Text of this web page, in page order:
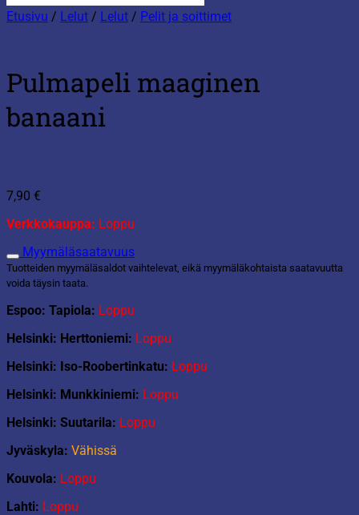
Etusivu / Lelut / Lelut / Pelit ja soittimet
Pulmapeli maaginen
banaani
7,90 €
Verkkokauppa: Loppu
Myymäläsaatavuus
Tuotteiden myymäläsaldot vaihtelevat, eikä myymäläkohtaista saatavuutta
voida täysin taata.
Espoo: Tapiola: Loppu
Helsinki: Herttoniemi: Loppu
Helsinki: Iso-Roobertinkatu: Loppu
Helsinki: Munkkiniemi: Loppu
Helsinki: Suutarila: Loppu
Jyväskyla: Vähissä
Kouvola: Loppu
Lahti: Loppu